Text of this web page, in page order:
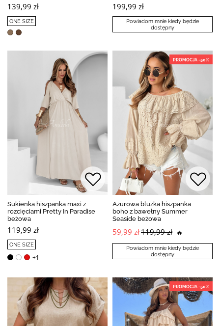
139,99 zł
ONE SIZE
199,99 zł
Powiadom mnie kiedy będzie
dostępny
Sukienka hiszpanka maxi z
rozcięciami Pretty In Paradise
beżowa
119,99 zł
ONE SIZE
+1
PROMOCJA -50%
Ażurowa bluzka hiszpanka
boho z bawełny Summer
Seaside beżowa
59,99 zł119,99 zł 🔥
Powiadom mnie kiedy będzie
dostępny
PROMOCJA -50%